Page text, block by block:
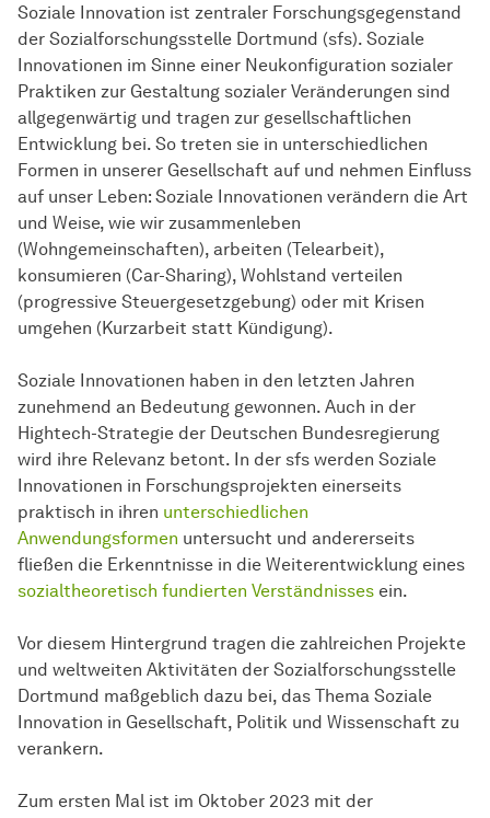
Soziale Innovation ist zentraler Forschungsgegenstand
der Sozial­forschungs­stelle Dortmund (sfs). Soziale
Innovationen im Sinne einer Neukonfiguration sozialer
Praktiken zur Gestaltung sozialer Veränderungen sind
allgegenwär­tig und tragen zur gesellschaftlichen
Entwicklung bei. So treten sie in unterschiedlichen
Formen in unserer Gesellschaft auf und nehmen Einfluss
auf unser Leben: Soziale Innovationen verändern die Art
und Weise, wie wir zusammenleben
(Wohngemeinschaften), arbeiten (Telearbeit),
konsumieren (Car-Sharing), Wohlstand verteilen
(progressive Steuergesetzgebung) oder mit Krisen
umgehen (Kurzarbeit statt Kündigung).
Soziale Innovationen haben in den letzten Jahren
zunehmend an Bedeutung gewonnen. Auch in der
Hightech-Strategie der Deutschen Bundesregierung
wird ihre Relevanz betont. In der sfs werden Soziale
Innovationen in Forschungsprojekten einerseits
praktisch in ihren unterschiedlichen
Anwendungsformen untersucht und andererseits
fließen die Erkenntnisse in die Weiterentwicklung eines
sozialtheoretisch fundierten Verständnisses ein.
Vor diesem Hintergrund tragen die zahlreichen Projekte
und weltweiten Aktivitäten der Sozial­forschungs­stelle
Dortmund maßgeblich dazu bei, das Thema Soziale
Innovation in Gesellschaft, Politik und Wissenschaft zu
verankern.
Zum ersten Mal ist im Oktober 2023 mit der